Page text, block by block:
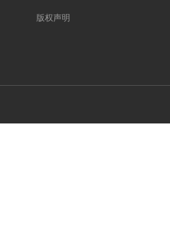
版权声明